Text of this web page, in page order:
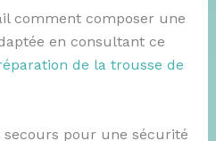
comment composer une
en consultant ce
de la trousse de
pour une sécurité